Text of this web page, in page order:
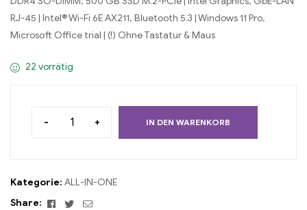
RJ-45 | Intel® Wi-Fi 6E AX211, Bluetooth 5.3 | Windows 11 Pro,
Microsoft Office trial | (!) Ohne Tastatur & Maus
22 vorrätig
- + IN DEN WARENKORB
Kategorie: ALL-IN-ONE
Share:
Facebook
TwitterEmail